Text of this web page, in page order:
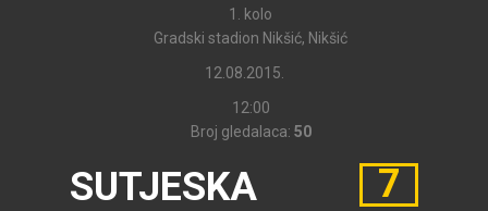
1. kolo
Gradski stadion Nikšić, Nikšić
12.08.2015.
12:00
Broj gledalaca: 50
SUTJESKA
7